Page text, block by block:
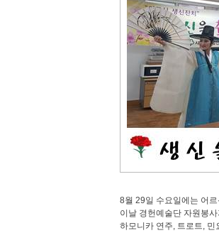
8월 29일 수요일에는 어
이날 경헌예술단 자원봉
하모니카 연주, 트로트, 민